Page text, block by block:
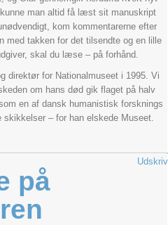
man altid få læst sit manuskript
kom kommentarerne efter
med takken for det tilsendte og en lille
skal du læse – på forhånd.
direktør for Nationalmuseet i 1995. Vi
om hans død gik flaget på halv
en af dansk humanistisk forsknings
– for han elskede Museet.
Udskriv
på